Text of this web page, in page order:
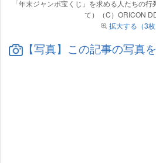
「年末ジャンボ宝くじ」を求める人たちの
て）（C）ORICON
拡大する（3枚
【写真】この記事の写真